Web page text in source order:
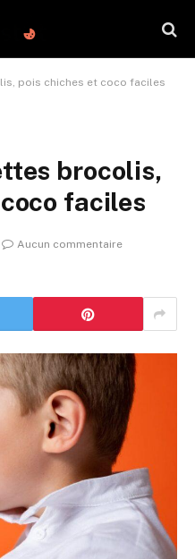
pois chiches et coco faciles
brocolis,
faciles
Aucun commentaire